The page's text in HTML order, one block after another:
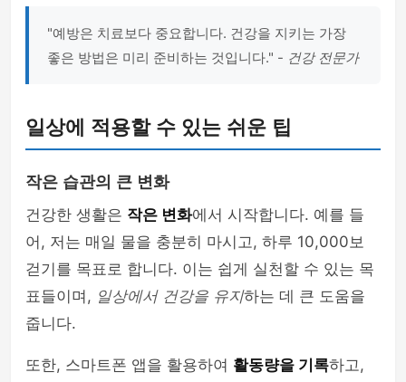
"예방은 치료보다 중요합니다. 건강을 지키는 가장
좋은 방법은 미리 준비하는 것입니다." - 건강 전문가
일상에 적용할 수 있는 쉬운 팁
작은 습관의 큰 변화
건강한 생활은 작은 변화에서 시작합니다. 예를 들
어, 저는 매일 물을 충분히 마시고, 하루 10,000보
걷기를 목표로 합니다. 이는 쉽게 실천할 수 있는 목
표들이며, 일상에서 건강을 유지하는 데 큰 도움을
줍니다.
또한, 스마트폰 앱을 활용하여 활동량을 기록하고,